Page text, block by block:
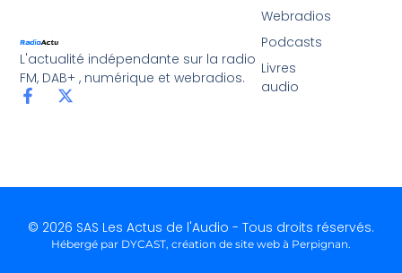
L'actualité indépendante sur la radio
FM, DAB+ , numérique et webradios.
Webradios
Podcasts
Livres
audio
© 2026 SAS Les Actus de l'Audio - Tous droits réservés.
Hébergé par DYCAST, création de site web à Perpignan.